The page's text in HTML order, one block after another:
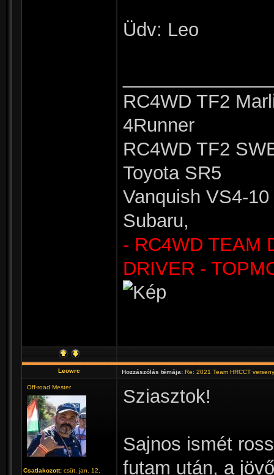
Üdv: Leo
RC4WD TF2
4Runner
RC4WD TF2
Toyota SR5
Vanquish VS4-
Subaru,
- RC4WD TEAM
DRIVER -
Leowrc Hozzászólás témája: Re: 2021 Team HRCCT
Off-road Mester
Csatlakozott: csüt. jan. 12,
Sziasztok!
Sajnos ismét
futam után, a